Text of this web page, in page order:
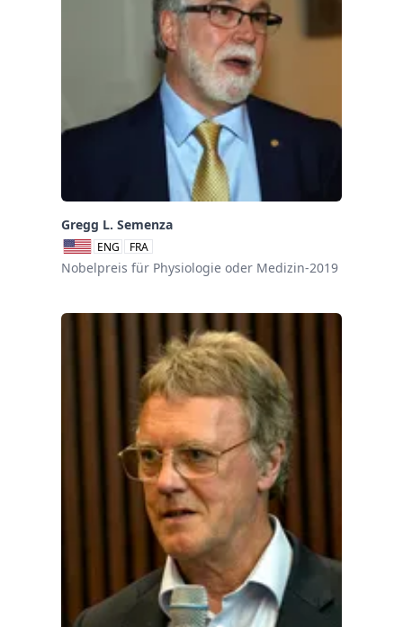
Gregg L. Semenza
ENG FRA
Nobelpreis für Physiologie oder Medizin-2019